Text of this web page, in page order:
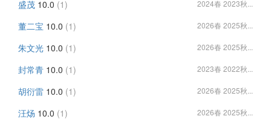
盛茂 10.0 (1) 2024春 2023秋...
董二宝 10.0 (1) 2026春 2025秋...
朱文光 10.0 (1) 2026春 2025秋...
封常青 10.0 (1) 2023春 2022秋...
胡衍雷 10.0 (1) 2026春 2025秋...
汪炀 10.0 (1) 2026春 2025秋...